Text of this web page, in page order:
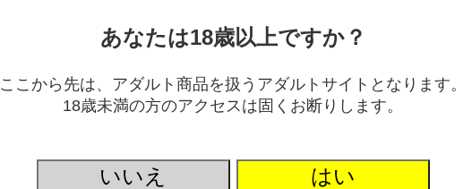
あなたは18歳以上ですか？
ここから先は、アダルト商品を扱うアダルトサイトとなります。
18歳未満の方のアクセスは固くお断りします。
いいえ はい
ス 魔改造ロー
ションＰＲＯ
M-157
1,291円(税込)
ルレス TMT-192
2【タイムセー
定）】
1,055円(税込)
魔改造ローショ
ン 特濃ＨＡＲ
687円(税込)
イムセール!!（期
間未定）】